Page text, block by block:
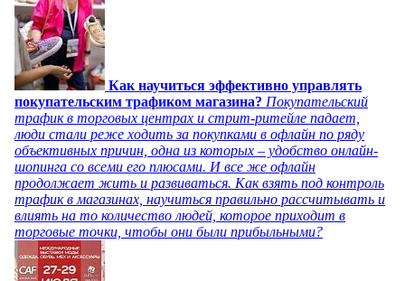
Как научиться эффективно управлять
покупательским трафиком магазина? Покупательский
трафик в торговых центрах и стрит-ритейле падает,
люди стали реже ходить за покупками в офлайн по ряду
объективных причин, одна из которых – удобство онлайн-
шопинга со всеми его плюсами. И все же офлайн
продолжает жить и развиваться. Как взять под контроль
трафик в магазинах, научиться правильно рассчитывать и
влиять на то количество людей, которое приходит в
торговые точки, чтобы они были прибыльными?